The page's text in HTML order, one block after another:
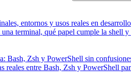
entornos y usos reales en desarrollo
terminal, qué papel cumple la shell
Bash, Zsh y PowerShell sin
reales entre Bash, Zsh y PowerShell